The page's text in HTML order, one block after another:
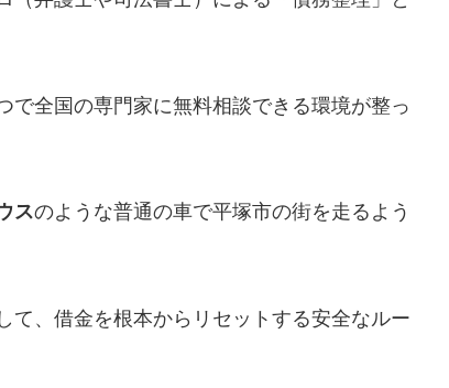
全国の専門家に無料相談できる環境が整っ
スのような普通の車で平塚市の街を走るよう
て、借金を根本からリセットする安全なルー